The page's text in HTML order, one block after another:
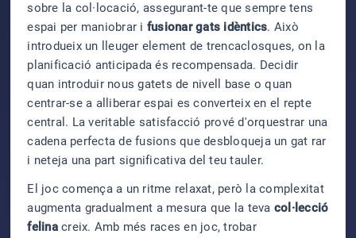
sobre la col·locació, assegurant-te que sempre tens
espai per maniobrar i fusionar gats idèntics. Això
introdueix un lleuger element de trencaclosques, on la
planificació anticipada és recompensada. Decidir
quan introduir nous gatets de nivell base o quan
centrar-se a alliberar espai es converteix en el repte
central. La veritable satisfacció prové d'orquestrar una
cadena perfecta de fusions que desbloqueja un gat rar
i neteja una part significativa del teu tauler.
El joc comença a un ritme relaxat, però la complexitat
augmenta gradualment a mesura que la teva col·lecció
felinacreix. Amb més races en joc, trobar